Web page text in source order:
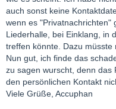
auch sonst keine
wenn es "Privatnachrichten"
Liederhalle, bei Einklang, in
treffen könnte. Dazu müsste
Nun gut, ich finde das
zu sagen wurscht, denn das
den persönlichen Kontakt
Viele Grüße, Accuphan